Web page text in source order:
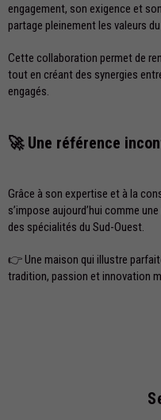
engagement, son exigence et
partage pleinement les valeurs
Cette collaboration permet de
tout en créant des synergies
engagés.
🚀 Une référence
Grâce à son expertise et à la
s’impose aujourd’hui comme
des spécialités du Sud-Ouest.
👉 Une maison qui illustre
tradition, passion et innovation